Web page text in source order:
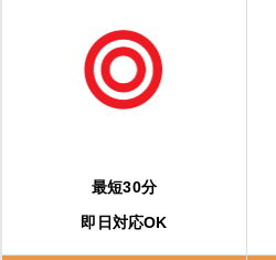
最短30分
即日対応OK